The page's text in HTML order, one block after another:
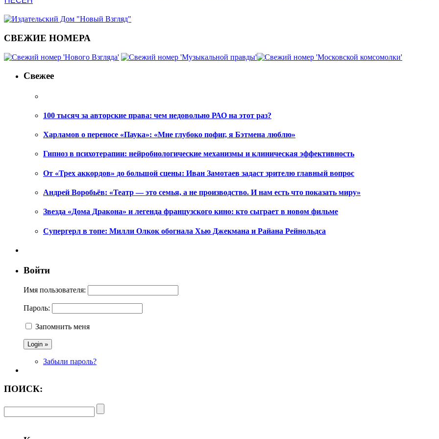
СВЕЖИЕ НОМЕРА
Свежее
100 тысяч за авторские права: чем недовольно РАО на этот раз?
Харламов о переносе «Паука»: «Мне глубоко пофиг, я Бэтмена люблю»
Гипноз в психотерапии: нейробиологические механизмы и клиническая эффективность
От «Трех аккордов» до большой сцены: Иван Замотаев задаст зрителю главный вопрос
Андрей Воробьёв: «Театр — это семья, а не производство. И нам есть что показать миру»
Звезда «Дома Дракона» и легенда французского кино: кто сыграет в новом фильме
Супергерл в топе: Милли Олкок обогнала Хью Джекмана и Райана Рейнольдса
Войти
Имя пользователя:
Пароль:
Запомнить меня
Забыли пароль?
ПОИСК: